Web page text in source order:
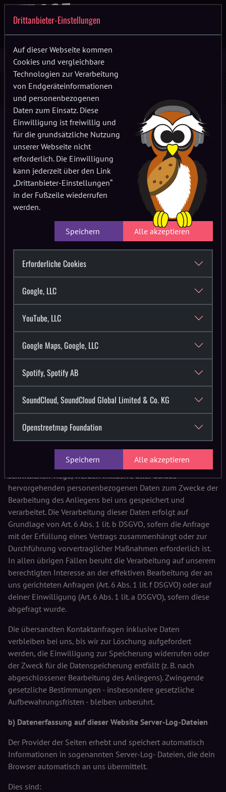
Datenschutzerklärung
Im Folgenden informieren wir dich darüber, was mit deinen
personenbezogenen Daten geschieht, wenn du unsere
Homepage besuchst bzw. wenn du aktiv mit uns in Kontakt
trittst und welche datenschutzrechtlichen Ansprüche und
Rechte dir zustehen. Personenbezogene Daten sind alle
Daten, mit denen du persönlich identifiziert werden kannst.
Wer ist verantwortlich für die Datenerfassung und die
Stroga Festival e.V.
vertreten durch den Vorstand Mario Douadi und Mathias
Weidelhofer
Knappenrode
Telefon: 0351 – 8475 96 90
Wie erfassen wir deine Daten?
Deine Daten werden zum einen dadurch erhoben, dass du
sie uns mitteilst, sei es durch den Eintrag im
Kontaktformular, per E-Mail, Telefax oder auf anderem
schriftlichen Weg bzw. per Telefon. Andere Daten werden
automatisch oder nach Einwilligung beim Besuch der
Website durch unser IT-System erfasst.
a) Kontaktaufnahme via E-Mail, Telefon, Telefax oder auf
sonstigem schriftlichen Weg
Anfragen per E-Mail, Telefon, Telefax oder auf anderem
schriftlichen Wege, werden inklusive aller daraus
hervorgehenden personenbezogenen Daten zum Zwecke der
Bearbeitung des Anliegens bei uns gespeichert und
verarbeitet. Die Verarbeitung dieser Daten erfolgt auf
Grundlage von Art. 6 Abs. 1 lit. b DSGVO, sofern die Anfrage
mit der Erfüllung eines Vertrags zusammenhängt oder zur
Durchführung vorvertraglicher Maßnahmen erforderlich ist.
In allen übrigen Fällen beruht die Verarbeitung auf unserem
berechtigten Interesse an der effektiven Bearbeitung der an
uns gerichteten Anfragen (Art. 6 Abs. 1 lit. f DSGVO) oder auf
deiner Einwilligung (Art. 6 Abs. 1 lit. a DSGVO), sofern diese
abgefragt wurde.
Die übersandten Kontaktanfragen inklusive Daten
verbleiben bei uns, bis wir zur Löschung aufgefordert
werden, die Einwilligung zur Speicherung widerrufen oder
der Zweck für die Datenspeicherung entfällt (z. B. nach
abgeschlossener Bearbeitung des Anliegens). Zwingende
gesetzliche Bestimmungen - insbesondere gesetzliche
Aufbewahrungsfristen - bleiben unberührt.
b) Datenerfassung auf dieser Website Server-Log-Dateien
Der Provider der Seiten erhebt und speichert automatisch
Informationen in sogenannten Server-Log- Dateien, die dein
Browser automatisch an uns übermittelt.
Dies sind:
Drittanbieter-Einstellungen
Auf dieser Webseite kommen
Cookies und vergleichbare
Technologien zur Verarbeitung
von Endgeräteinformationen
und personenbezogenen
Daten zum Einsatz. Diese
Einwilligung ist freiwillig und
für die grundsätzliche Nutzung
unserer Webseite nicht
erforderlich. Die Einwilligung
kann jederzeit über den Link
„Drittanbieter-Einstellungen“
in der Fußzeile wiederrufen
werden.
Speichern Alle akzeptieren
Erforderliche Cookies
Google, LLC
YouTube, LLC
Google Maps, Google, LLC
Spotify, Spotify AB
SoundCloud, SoundCloud Global Limited & Co. KG
Openstreetmap Foundation
Speichern Alle akzeptieren